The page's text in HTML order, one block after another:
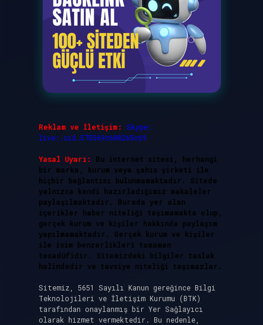
Reklam ve İletişim:
Skype:
live:.cid.575569c608265c69
Yasal Uyarı:
Bu internet sitesi, herhangi
bir marka, kurum veya şahıs şirketi ile
hiçbir bağlantısı bulunmamaktadır. Sitede
yalnızca kendi hazırladığımız makaleler
paylaşılmaktadır. Burada yer alan
içerikler haber niteliği taşımamakta olup,
gerçek kurum ve kişiler hakkında paylaşım
yapılmamaktadır. Gerçek kurum ve kişiler
ile isim benzerlikleri tamamen
tesadüfidir. Sitemizdeki bilgiler taslak
halindedir ve tavsiye niteliği taşımazlar.
Sitemiz, 5651 Sayılı Kanun gereğince Bilgi
Teknolojileri ve İletişim Kurumu (BTK)
tarafından onaylanmış bir Yer Sağlayıcı
olarak hizmet vermektedir. Bu nedenle,